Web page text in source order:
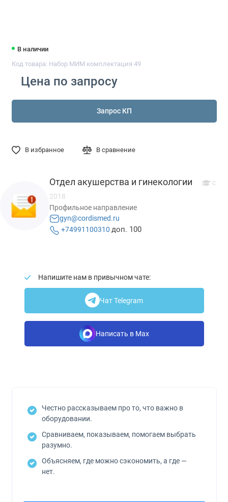
В наличии
Код товара: Набор МИМ комплектация 49
Цена по запросу
Запрос КП
В избранное В сравнение
Отдел акушерства и гинекологии
с
2018
Профильное направление
gyn@cordismed.ru
+74991100310 доп. 100
Напишите нам в привычном чате:
Чат Telegram
Написать в Max
Честно рассказываем про то, что важно в
оборудовании.
Сравниваем, показываем, помогаем выбрать
разумно.
Объясняем, где можно сэкономить, а где —
нет.